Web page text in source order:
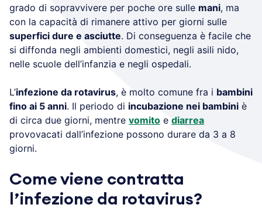
grado di sopravvivere per poche ore sulle mani, ma
con la capacità di rimanere attivo per giorni sulle
superfici dure e asciutte. Di conseguenza è facile che
si diffonda negli ambienti domestici, negli asili nido,
nelle scuole dell’infanzia e negli ospedali.
L’infezione da rotavirus, è molto comune fra i bambini
fino ai 5 anni. Il periodo di incubazione nei bambini è
di circa due giorni, mentre vomito e diarrea
provovacati dall’infezione possono durare da 3 a 8
giorni.
Come viene contratta
l’infezione da rotavirus?